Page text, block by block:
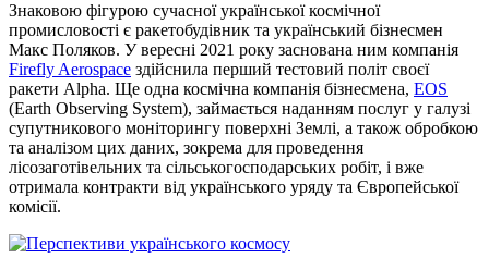
Знаковою фігурою сучасної української космічної
промисловості є ракетобудівник та український бізнесмен
Макс Поляков. У вересні 2021 року заснована ним компанія
Firefly Aerospace здійснила перший тестовий політ своєї
ракети Alpha. Ще одна космічна компанія бізнесмена, EOS
(Earth Observing System), займається наданням послуг у галузі
супутникового моніторингу поверхні Землі, а також обробкою
та аналізом цих даних, зокрема для проведення
лісозаготівельних та сільськогосподарських робіт, і вже
отримала контракти від українського уряду та Європейської
комісії.